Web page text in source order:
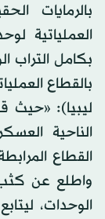
بالرمايات
العملياتية
بكامل التراب
بالقطاع
ليبيا): «حيث
الناحية
القطاع
واطلع عن
الوحدات،